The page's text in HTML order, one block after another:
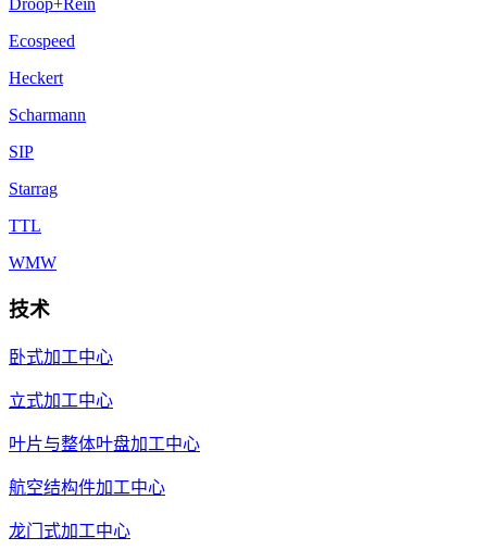
Ecospeed
Heckert
Scharmann
SIP
Starrag
TTL
WMW
技术
卧式加工中心
立式加工中心
叶片与整体叶盘加工中心
航空结构件加工中心
龙门式加工中心